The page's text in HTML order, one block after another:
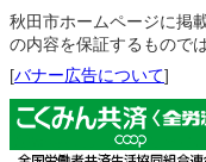
秋田市ホームページに掲
の内容を保証するもので
[バナー広告について]